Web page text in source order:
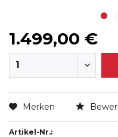
1.499,00 €
Merken
Artikel-Nr.: